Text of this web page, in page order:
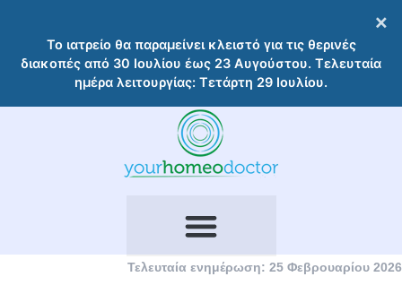
Το ιατρείο θα παραμείνει κλειστό για τις θερινές
διακοπές από 30 Ιουλίου έως 23 Αυγούστου. Τελευταία
ημέρα λειτουργίας: Τετάρτη 29 Ιουλίου.
×
περιεχόμενο
Τελευταία ενημέρωση: 25 Φεβρουαρίου 2026